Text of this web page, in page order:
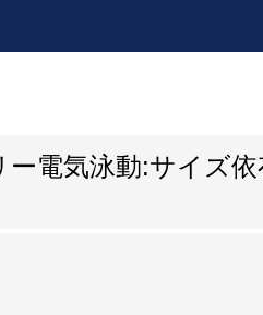
電気泳動:サイズ依